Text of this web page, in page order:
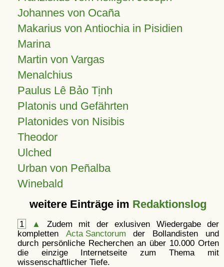
Johannes von Ocaña
Makarius von Antiochia in Pisidien
Marina
Martin von Vargas
Menalchius
Paulus Lê Bảo Tịnh
Platonis und Gefährten
Platonides von Nisibis
Theodor
Ulched
Urban von Peñalba
Winebald
weitere Einträge im Redaktionslog
1 ▲
Zudem mit der exlusiven Wiedergabe der
kompletten Acta Sanctorum der Bollandisten und
durch persönliche Recherchen an über 10.000 Orten
die einzige Internetseite zum Thema mit
wissenschaftlicher Tiefe.